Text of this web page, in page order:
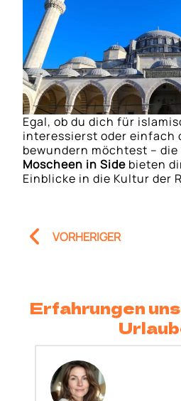
Egal, ob du dich für
interessierst oder einfach
bewundern möchtest – die
Moscheen in Side bieten
Einblicke in die Kultur der
Prev
VORHERIGER
Erfahrungen